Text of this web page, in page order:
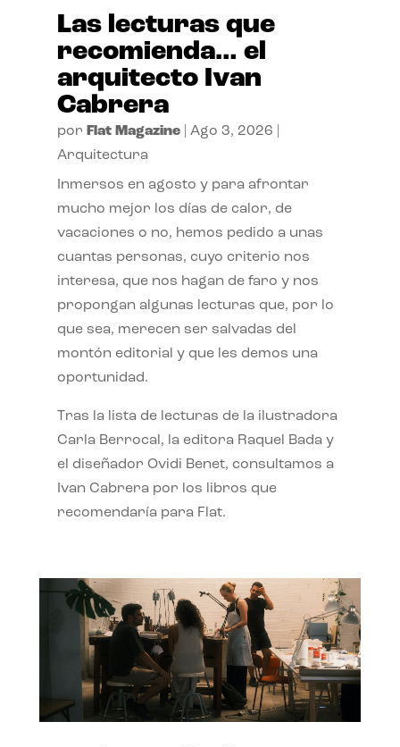
Las lecturas que
recomienda… el
arquitecto Ivan
Cabrera
por Flat Magazine| Ago 3, 2026
Arquitectura
Inmersos en agosto y para afrontar
mucho mejor los días de calor, de
vacaciones o no, hemos pedido a unas
cuantas personas, cuyo criterio nos
interesa, que nos hagan de faro y nos
propongan algunas lecturas que, por lo
que sea, merecen ser salvadas del
montón editorial y que les demos una
oportunidad.
Tras la lista de lecturas de la ilustradora
Carla Berrocal, la editora Raquel Bada y
el diseñador Ovidi Benet, consultamos a
Ivan Cabrera por los libros que
recomendaría para Flat.